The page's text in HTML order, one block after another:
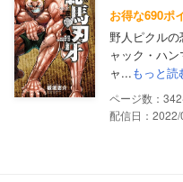
お得な690ポ
野人ピクル
ャック・ハ
ャ...もっと読
342
配信日：